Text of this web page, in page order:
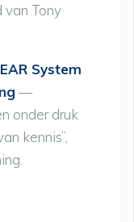
Tony
System
—
onder druk
kennis”,